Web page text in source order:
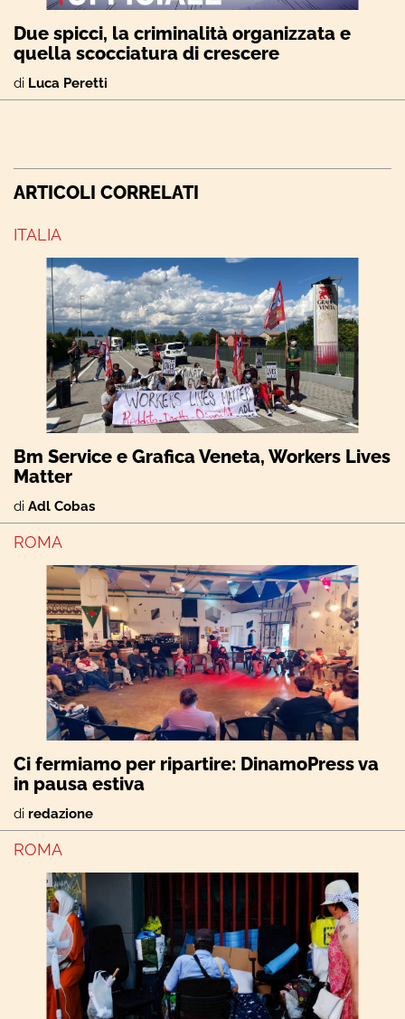
Due spicci, la criminalità organizzata e
quella scocciatura di crescere
di Luca Peretti
ARTICOLI CORRELATI
ITALIA
Bm Service e Grafica Veneta, Workers Lives
Matter
di Adl Cobas
ROMA
Ci fermiamo per ripartire: DinamoPress va
in pausa estiva
di redazione
ROMA